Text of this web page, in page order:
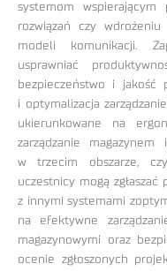
systemom wspierającym
rozwiązań czy
modeli komunikacji.
usprawniać
bezpieczeństwo i jakość
i optymalizacja
ukierunkowane na
zarządzanie magazynem
w trzecim obszarze,
uczestnicy mogą zgłaszać
z innymi systemami
na efektywne
magazynowymi oraz
ocenie zgłoszonych